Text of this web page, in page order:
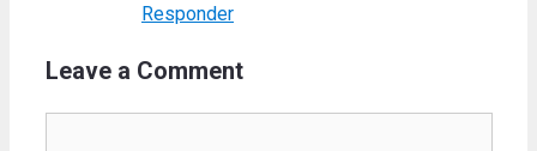
Responder
Leave a Comment